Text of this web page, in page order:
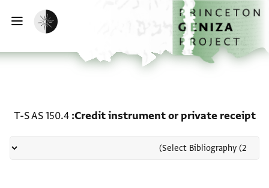
إلى المحتوى الرئيسي
الرئيسية
تفعيل الوضع المظلم
Credit instrument or private receipt
T-S AS 150.4